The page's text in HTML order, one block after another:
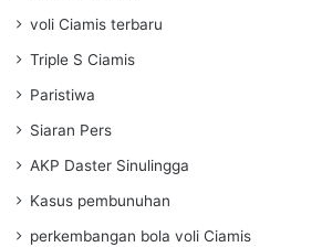
voli Ciamis terbaru
Triple S Ciamis
Paristiwa
Siaran Pers
AKP Daster Sinulingga
Kasus pembunuhan
perkembangan bola voli Ciamis